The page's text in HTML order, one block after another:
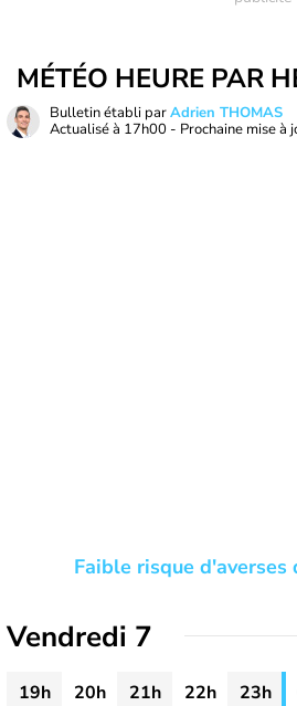
MÉTÉO HEURE PAR
Bulletin établi parAdrien THOMAS
Actualisé à 17h00 - Prochaine mise à
Faible risque d'averses
Vendredi 7
19h 20h 21h 22h 23h